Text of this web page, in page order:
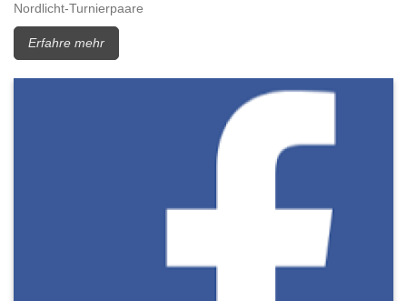
Nordlicht-Turnierpaare
Erfahre mehr